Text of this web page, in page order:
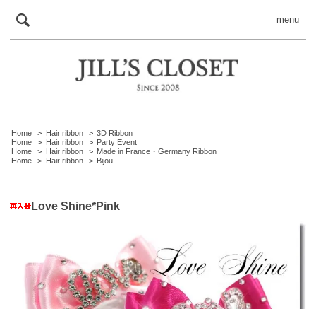
menu
Home > Hair ribbon > 3D Ribbon
Home
> Hair ribbon > Party Event
Home
> Hair ribbon > Made in France・Germany Ribbon
Home
> Hair ribbon > Bijou
Love Shine*Pink